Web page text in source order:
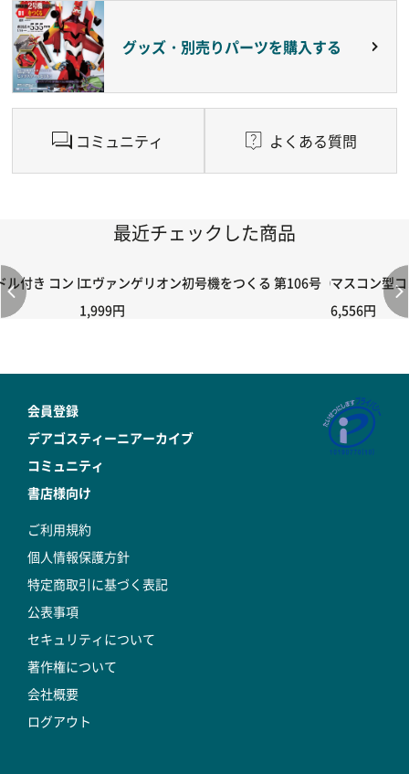
グッズ・別売りパーツを購入する
コミュニティ よくある質問
最近チェックした商品
付き コントローラー＆ポイント切り替えスイッチRC-02/C002 /
エヴァンゲリオン初号機をつくる 第106号（2号機編）
1,999円
マスコン型
6,556円
会員登録
デアゴスティーニアーカイブ
コミュニティ
書店様向け
ご利用規約
個人情報保護方針
特定商取引に基づく表記
公表事項
セキュリティについて
著作権について
会社概要
ログアウト